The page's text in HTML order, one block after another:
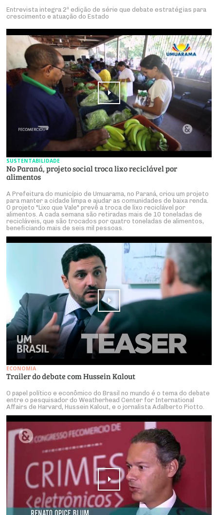
Entrevista integra 2ª edição de série que debate estratégias para
crescimento e atuação do Estado
SUSTENTABILIDADE
No Paraná, projeto social troca lixo reciclável por
alimentos
A Prefeitura do município de Umuarama, no Paraná, criou um projeto
para manter a cidade limpa e ajudar as comunidades de baixa renda.
O projeto "Lixo que Vale" prevê a troca de lixo reciclável por
alimentos. A cada semana são retiradas mais de 10 toneladas de
recicláveis, que são trocados por quatro toneladas de alimentos,
beneficiando mais de seis mil pessoas.
ECONOMIA
Trailer do debate com Hussein Kalout
O papel político e econômico do Brasil no mundo é o tema do debate
entre o pesquisador do Weatherhead Center for International
Affairs de Harvard, Hussein Kalout, e o jornalista Adalberto Piotto.